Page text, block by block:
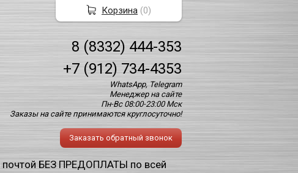
8 (8332) 444-353
+7 (912) 734-4353
WhatsApp, Telegram
Менеджер на сайте
Пн-Вс 08:00-23:00 Мск
Заказы на сайте принимаются круглосуточно!
Заказать обратный звонок
БЕЗ ПРЕДОПЛАТЫ по всей
Корзина (0)